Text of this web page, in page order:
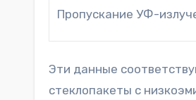
Пропускание УФ-
Эти данные
стеклопакеты с